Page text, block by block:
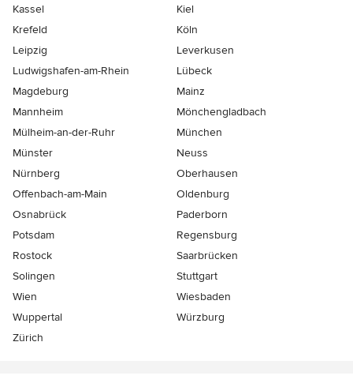
Kassel
Kiel
Krefeld
Köln
Leipzig
Leverkusen
Ludwigshafen-am-Rhein
Lübeck
Magdeburg
Mainz
Mannheim
Mönchen­gladbach
Mülheim-an-der-Ruhr
München
Münster
Neuss
Nürnberg
Oberhausen
Offenbach-am-Main
Oldenburg
Osnabrück
Paderborn
Potsdam
Regensburg
Rostock
Saarbrücken
Solingen
Stuttgart
Wien
Wiesbaden
Wuppertal
Würzburg
Zürich